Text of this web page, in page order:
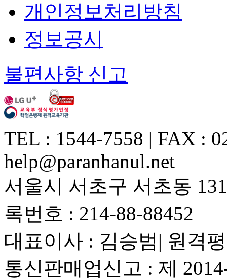
개인정보처리방침
정보공시
불편사항 신고
TEL : 1544-7558 | FAX :
help@paranhanul.net
서울시 서초구 서초동
록번호 : 214-88-88452
대표이사 : 김승범| 원격
통신판매업신고 : 제